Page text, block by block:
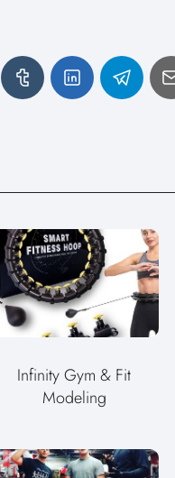
Infinity Gym & Fit
Modeling